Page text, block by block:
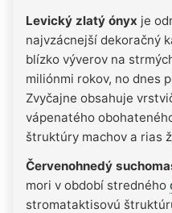
Levický zlatý ónyx je
najvzácnejší dekoračný
blízko výverov na
miliónmi rokov, no dnes
Zvyčajne obsahuje
vápenatého
štruktúry machov a rias
Červenohnedý
mori v období stredného
stromataktisovú